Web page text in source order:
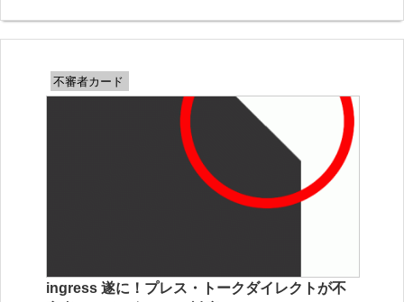
不審者カード
ingress 遂に！プレス・トークダイレクトが不